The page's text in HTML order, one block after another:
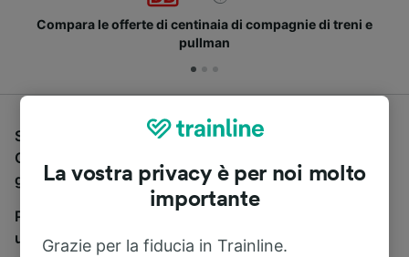
Compara le offerte di centinaia di compagnie di treni e
pullman
Se stai cercando un pullman per viaggiare da
Garmisch-Partenkirchen a Venezia, sei nel posto
giusto.
Per trovare i biglietti dei pullman, è sufficiente avviare
una ricerca in alto, e compareremo i tempi e i costi del
La vostra privacy è per noi molto
importante
Grazie per la fiducia in Trainline.